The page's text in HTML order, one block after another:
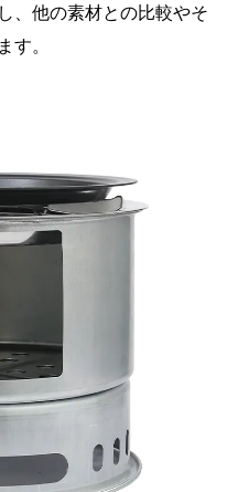
、他の素材との比較やそ
す。